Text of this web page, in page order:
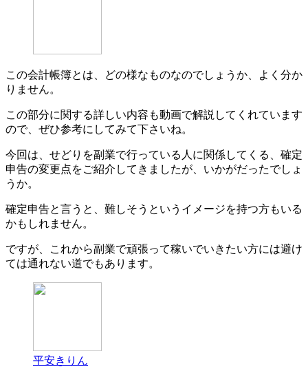
この会計帳簿とは、どの様なものなのでしょうか、よく分か
りません。
この部分に関する詳しい内容も動画で解説してくれています
ので、ぜひ参考にしてみて下さいね。
今回は、せどりを副業で行っている人に関係してくる、確定
申告の変更点をご紹介してきましたが、いかがだったでしょ
うか。
確定申告と言うと、難しそうというイメージを持つ方もいる
かもしれません。
ですが、これから副業で頑張って稼いでいきたい方には避け
ては通れない道でもあります。
平安きりん